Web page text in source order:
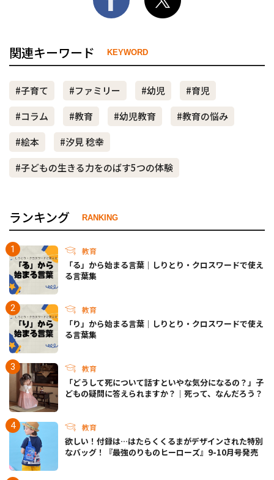
関連キーワード KEYWORD
#子育て #ファミリー #幼児
#育児
#コラム
#教育 #幼児教育
#教育の悩み
#絵本
#汐見 稔幸
#子どもの生きる力をのばす5つの体験
ランキング RANKING
教育
「る」から始まる言葉｜しりとり・クロスワードで使え
る言葉集
教育
「り」から始まる言葉｜しりとり・クロスワードで使え
る言葉集
教育
「どうして死について話すといやな気分になるの？」子
どもの疑問に答えられますか？｜死って、なんだろう？
教育
欲しい！付録は…はたらくくるまがデザインされた特別
なバッグ！『最強のりものヒーローズ』9-10月号発売